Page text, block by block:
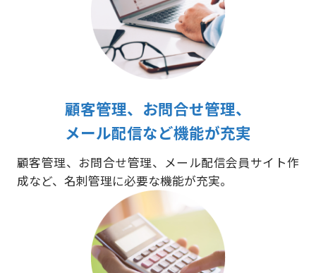
顧客管理、お問合せ管理、
メール配信など機能が充実
顧客管理、お問合せ管理、メール配信会員サイト作
成など、名刺管理に必要な機能が充実。